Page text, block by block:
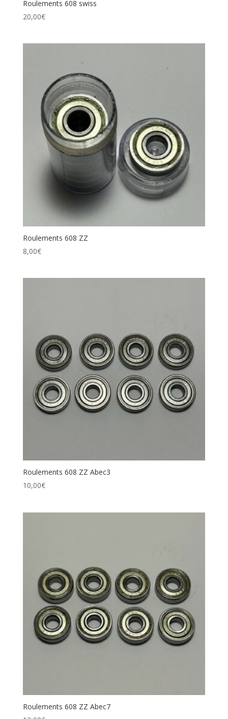
Roulements 608 swiss
20,00€
Roulements 608 ZZ
8,00€
Roulements 608 ZZ Abec3
10,00€
Roulements 608 ZZ Abec7